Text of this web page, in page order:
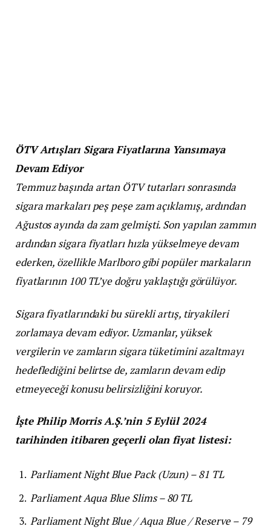
ÖTV Artışları Sigara Fiyatlarına Yansımaya
Devam Ediyor
Temmuz başında artan ÖTV tutarları sonrasında
sigara markaları peş peşe zam açıklamış, ardından
Ağustos ayında da zam gelmişti. Son yapılan zammın
ardından sigara fiyatları hızla yükselmeye devam
ederken, özellikle Marlboro gibi popüler markaların
fiyatlarının 100 TL’ye doğru yaklaştığı görülüyor.
Sigara fiyatlarındaki bu sürekli artış, tiryakileri
zorlamaya devam ediyor. Uzmanlar, yüksek
vergilerin ve zamların sigara tüketimini azaltmayı
hedeflediğini belirtse de, zamların devam edip
etmeyeceği konusu belirsizliğini koruyor.
İşte Philip Morris A.Ş.’nin 5 Eylül 2024
tarihinden itibaren geçerli olan fiyat listesi:
Parliament Night Blue Pack (Uzun) – 81 TL
Parliament Aqua Blue Slims – 80 TL
Parliament Night Blue / Aqua Blue / Reserve – 79